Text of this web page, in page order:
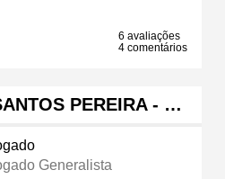
6 avaliações
4 comentários
PEREIRA - …
Generalista